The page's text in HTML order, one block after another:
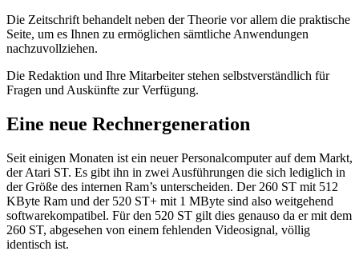
Die Zeitschrift behandelt neben der Theorie vor allem die praktische
Seite, um es Ihnen zu ermöglichen sämtliche Anwendungen
nachzuvollziehen.
Die Redaktion und Ihre Mitarbeiter stehen selbstverständlich für
Fragen und Auskünfte zur Verfügung.
Eine neue Rechnergeneration
Seit einigen Monaten ist ein neuer Personalcomputer auf dem Markt,
der Atari ST. Es gibt ihn in zwei Ausführungen die sich lediglich in
der Größe des internen Ram’s unterscheiden. Der 260 ST mit 512
KByte Ram und der 520 ST+ mit 1 MByte sind also weitgehend
softwarekompatibel. Für den 520 ST gilt dies genauso da er mit dem
260 ST, abgesehen von einem fehlenden Videosignal, völlig
identisch ist.